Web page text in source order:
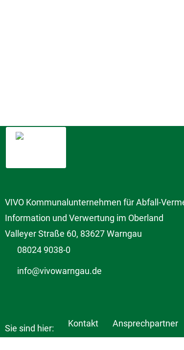
VIVO Kommunalunternehmen für Abfall-
Information und Verwertung im Oberland
Valleyer Straße 60, 83627 Warngau
08024 9038-0
info@vivowarngau.de
Sie sind hier: Kontakt Ansprechpartner